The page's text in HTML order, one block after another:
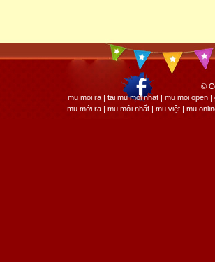
©
mu moi ra | tai mu moi nhat | mu moi open
mu mới ra | mu mới nhất | mu việt | mu